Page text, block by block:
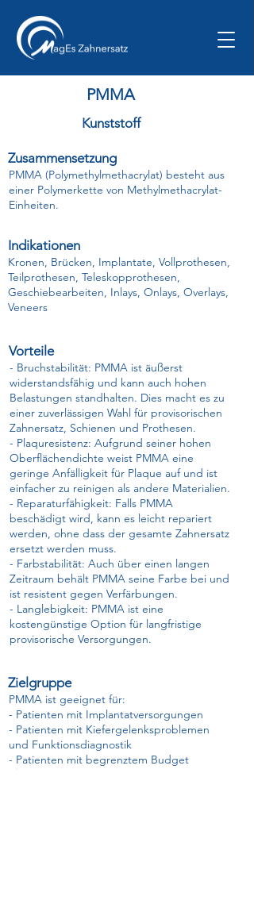
PMMA
Kunststoff
Zusammensetzung
PMMA (Polymethylmethacrylat) besteht aus
einer Polymerkette von Methylmethacrylat-
Einheiten.
Indikationen
Kronen, Brücken, Implantate, Vollprothesen,
Teilprothesen, Teleskopprothesen,
Geschiebearbeiten, Inlays, Onlays, Overlays,
Veneers
Vorteile
- Bruchstabilität: PMMA ist äußerst
widerstandsfähig und kann auch hohen
Belastungen standhalten. Dies macht es zu
einer zuverlässigen Wahl für provisorischen
Zahnersatz, Schienen und Prothesen.
- Plaquresistenz: Aufgrund seiner hohen
Oberflächendichte weist PMMA eine
geringe Anfälligkeit für Plaque auf und ist
einfacher zu reinigen als andere Materialien.
- Reparaturfähigkeit: Falls PMMA
beschädigt wird, kann es leicht repariert
werden, ohne dass der gesamte Zahnersatz
ersetzt werden muss.
- Farbstabilität: Auch über einen langen
Zeitraum behält PMMA seine Farbe bei und
ist resistent gegen Verfärbungen.
- Langlebigkeit: PMMA ist eine
kostengünstige Option für langfristige
provisorische Versorgungen.
Zielgruppe
PMMA ist geeignet für:
- Patienten mit Implantatversorgungen
- Patienten mit Kiefergelenksproblemen
und Funktionsdiagnostik
- Patienten mit begrenztem Budget